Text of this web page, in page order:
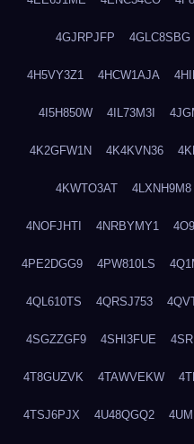
4GJRPJFP 4GLC8SBG
4H5VY3Z1 4HCW1AJA
4I5H850W 4IL73M3I
4K2GFW1N 4K4KVN36
4KWTO3AT 4LXNH9M8
4NOFJHTI 4NRBYMY1
4PE2DGG9 4PW810LS
4QL610TS 4QRSJ753
4SGZZGF9 4SHI3FUE
4T8GUZVK 4TAWVEKW
4TSJ6PJX 4U48QGQ2